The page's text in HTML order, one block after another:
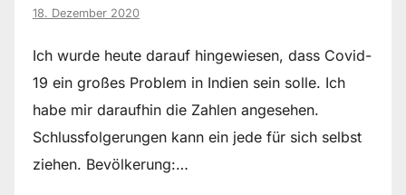
18. Dezember 2020
Ich wurde heute darauf hingewiesen, dass Covid-
19 ein großes Problem in Indien sein solle. Ich
habe mir daraufhin die Zahlen angesehen.
Schlussfolgerungen kann ein jede für sich selbst
ziehen. Bevölkerung:…